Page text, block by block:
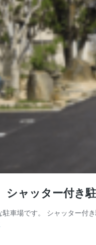
ャッター付き駐
車場です。 シャッター付
ア